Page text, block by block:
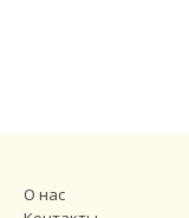
О нас